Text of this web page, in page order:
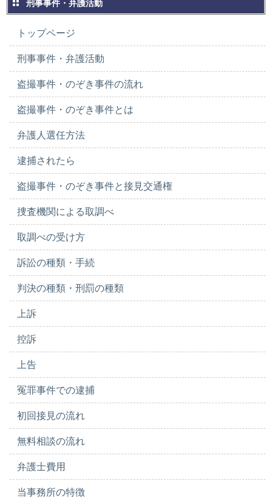
刑事事件・弁護活動
トップページ
刑事事件・弁護活動
盗撮事件・のぞき事件の流れ
盗撮事件・のぞき事件とは
弁護人選任方法
逮捕されたら
盗撮事件・のぞき事件と接見交通権
捜査機関による取調べ
取調べの受け方
訴訟の種類・手続
判決の種類・刑罰の種類
上訴
控訴
上告
冤罪事件での逮捕
初回接見の流れ
無料相談の流れ
弁護士費用
当事務所の特徴